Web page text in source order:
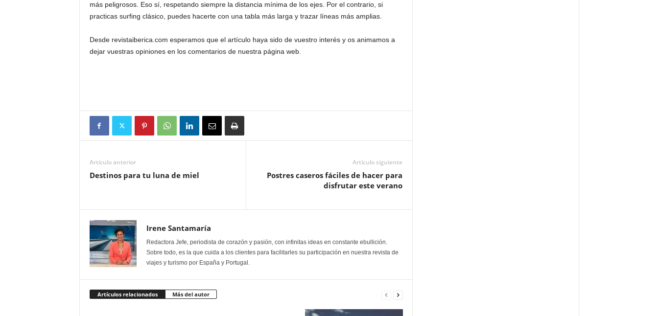
más peligrosos. Eso sí, respetando siempre la distancia mínima de los ejes. Por el contrario, si
practicas surfing clásico, puedes hacerte con una tabla más larga y trazar líneas más amplias.
Desde revistaiberica.com esperamos que el artículo haya sido de vuestro interés y os animamos a
dejar vuestras opiniones en los comentarios de nuestra página web.
Artículo anterior
Destinos para tu luna de miel
Artículo siguiente
Postres caseros fáciles de hacer para
disfrutar este verano
Irene Santamaría
Redactora Jefe, periodista de corazón y pasión, con infinitas ideas en constante ebullición.
Sobre todo, es la que cuida a los clientes para facilitarles su participación en nuestra revista de
viajes y turismo por España y Portugal.
Artículos relacionados Más del autor